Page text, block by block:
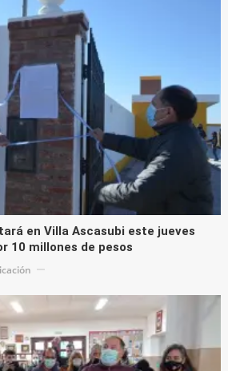
en Villa Ascasubi este jueves
10 millones de pesos